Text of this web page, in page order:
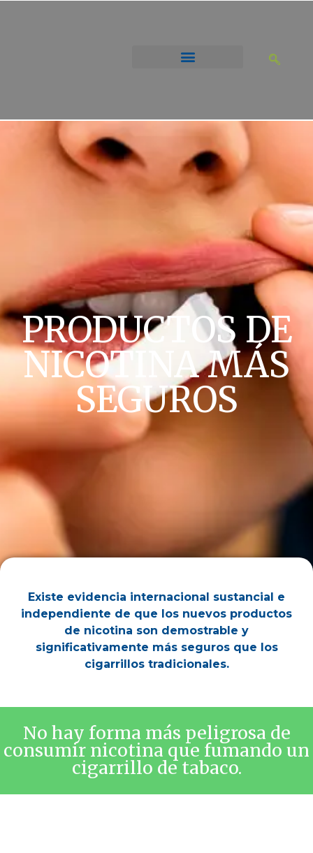
PRODUCTOS DE
NICOTINA MÁS
SEGUROS​
Existe evidencia internacional sustancial e
independiente de que los nuevos productos
de nicotina son demostrable y
significativamente más seguros que los
cigarrillos tradicionales.
No hay forma más peligrosa de
consumir nicotina que fumando un
cigarrillo de tabaco.